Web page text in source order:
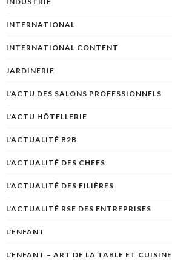
INTERNATIONAL
INTERNATIONAL CONTENT
JARDINERIE
L'ACTU DES SALONS PROFESSIONNELS
L'ACTU HÔTELLERIE
L'ACTUALITÉ B2B
L'ACTUALITÉ DES CHEFS
L'ACTUALITÉ DES FILIÈRES
L'ACTUALITÉ RSE DES ENTREPRISES
L'ENFANT
L'ENFANT – ART DE LA TABLE ET CUISINE